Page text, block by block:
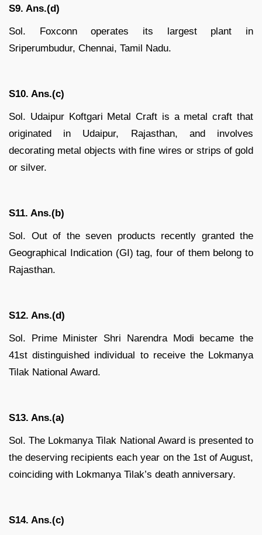
S9. Ans.(d)
Sol. Foxconn operates its largest plant in
Sriperumbudur, Chennai, Tamil Nadu.
S10. Ans.(c)
Sol. Udaipur Koftgari Metal Craft is a metal craft that
originated in Udaipur, Rajasthan, and involves
decorating metal objects with fine wires or strips of gold
or silver.
S11. Ans.(b)
Sol. Out of the seven products recently granted the
Geographical Indication (GI) tag, four of them belong to
Rajasthan.
S12. Ans.(d)
Sol. Prime Minister Shri Narendra Modi became the
41st distinguished individual to receive the Lokmanya
Tilak National Award.
S13. Ans.(a)
Sol. The Lokmanya Tilak National Award is presented to
the deserving recipients each year on the 1st of August,
coinciding with Lokmanya Tilak’s death anniversary.
S14. Ans.(c)